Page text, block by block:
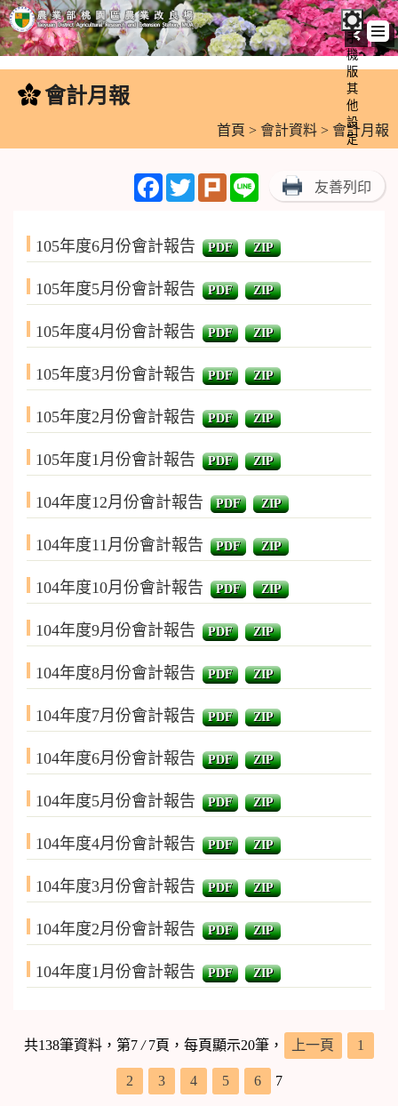
跳
內
手
機
版
其
他
設
定
會計月報
首頁 > 會計資料 > 會計月報
FacebookTwitterPlurk Line 友善列印
105年度6月份會計報告 PDF ZIP
105年度5月份會計報告 PDF ZIP
105年度4月份會計報告 PDF ZIP
105年度3月份會計報告 PDF ZIP
105年度2月份會計報告 PDF ZIP
105年度1月份會計報告 PDF ZIP
104年度12月份會計報告 PDF ZIP
104年度11月份會計報告 PDF ZIP
104年度10月份會計報告 PDF ZIP
104年度9月份會計報告 PDF ZIP
104年度8月份會計報告 PDF ZIP
104年度7月份會計報告 PDF ZIP
104年度6月份會計報告 PDF ZIP
104年度5月份會計報告 PDF ZIP
104年度4月份會計報告 PDF ZIP
104年度3月份會計報告 PDF ZIP
104年度2月份會計報告 PDF ZIP
104年度1月份會計報告 PDF ZIP
共138筆資料，第7/7頁，每頁顯示20筆， 上一頁 1
2 3 4 5 6 7